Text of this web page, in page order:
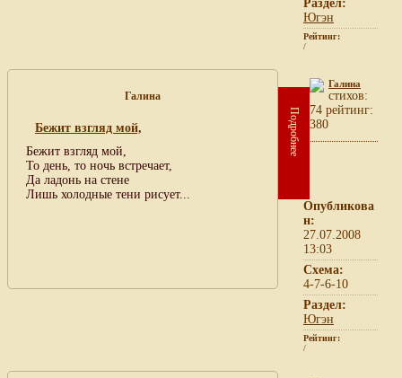
Раздел:
Югэн
Рейтинг:
/
Галина
Бежит взгляд мой,
Бежит взгляд мой,
То день, то ночь встречает,
Да ладонь на стене
Лишь холодные тени рисует...
Подробнее
Галина
cтихов:
74 рейтинг:
380
Опубликова
н:
27.07.2008
13:03
Схема:
4-7-6-10
Раздел:
Югэн
Рейтинг:
/